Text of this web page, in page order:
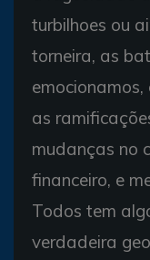
turbilhoes ou
torneira, as
as
mudanças no
financeiro, e
Todos tem
verdadeira